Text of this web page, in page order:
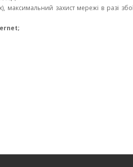
максимальний захист мережі в разі